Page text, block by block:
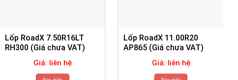
Lốp RoadX 7.50R16LT
RH300 (Giá chưa VAT)
Giá: liên hệ
Lốp RoadX 11.00R20
AP865 (Giá chưa VAT)
Giá: liên hệ